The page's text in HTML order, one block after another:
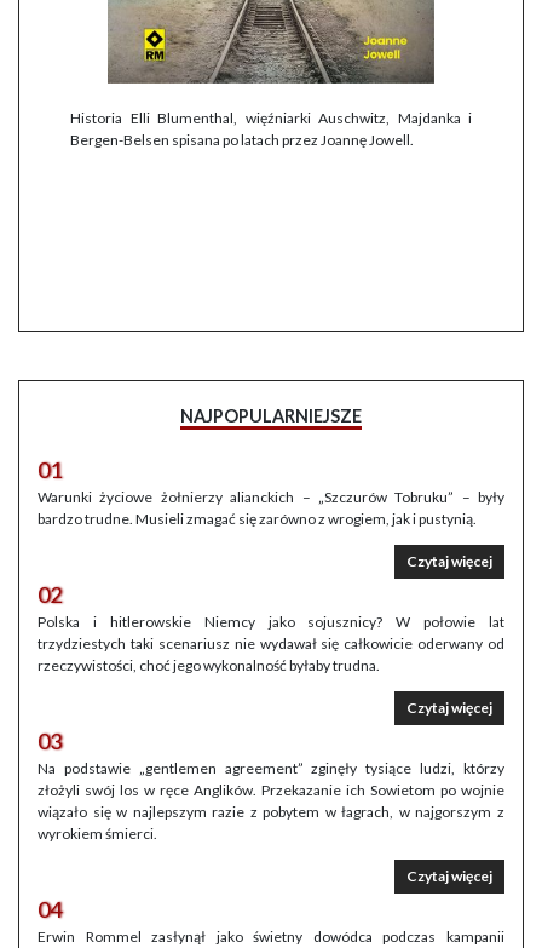
Historia Elli Blumenthal, więźniarki Auschwitz, Majdanka i
Bergen-Belsen spisana po latach przez Joannę Jowell.
NAJPOPULARNIEJSZE
01
Warunki życiowe żołnierzy alianckich – „Szczurów Tobruku” – były
bardzo trudne. Musieli zmagać się zarówno z wrogiem, jak i pustynią.
Czytaj więcej
02
Polska i hitlerowskie Niemcy jako sojusznicy? W połowie lat
trzydziestych taki scenariusz nie wydawał się całkowicie oderwany od
rzeczywistości, choć jego wykonalność byłaby trudna.
Czytaj więcej
03
Na podstawie „gentlemen agreement” zginęły tysiące ludzi, którzy
złożyli swój los w ręce Anglików. Przekazanie ich Sowietom po wojnie
wiązało się w najlepszym razie z pobytem w łagrach, w najgorszym z
wyrokiem śmierci.
Czytaj więcej
04
Erwin Rommel zasłynął jako świetny dowódca podczas kampanii